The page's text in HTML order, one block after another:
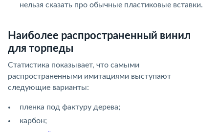
нельзя сказать про обычные пластиковые вставки.
Наиболее распространенный винил
для торпеды
Статистика показывает, что самыми
распространенными имитациями выступают
следующие варианты:
пленка под фактуру дерева;
карбон;